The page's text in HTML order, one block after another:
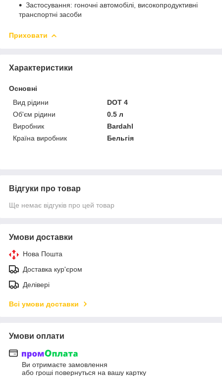
Застосування: гоночні автомобілі, високопродуктивні
транспортні засоби
Приховати
Характеристики
Основні
Вид рідини
DOT 4
Об'єм рідини
0.5 л
Виробник
Bardahl
Країна виробник
Бельгія
Відгуки про товар
Ще немає відгуків про цей товар
Умови доставки
Нова Пошта
Доставка кур'єром
Делівері
Всі умови доставки
Умови оплати
Ви отримаєте замовлення
або гроші повернуться на вашу картку